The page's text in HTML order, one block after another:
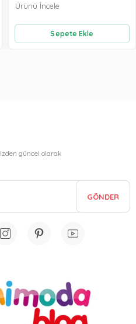
Sepete Ekle
Ürünü İncele
güncel olarak
GÖNDER